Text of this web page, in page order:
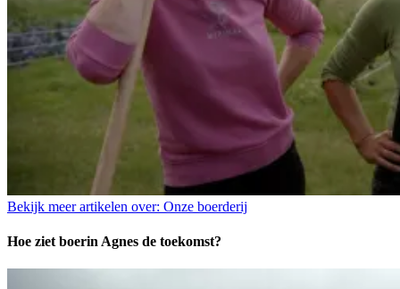
Bekijk meer artikelen over: Onze boerderij
Hoe ziet boerin Agnes de toekomst?